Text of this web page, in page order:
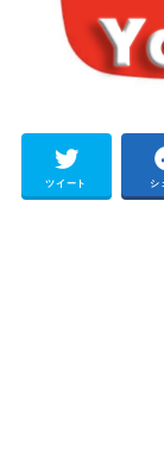
ツイート シ